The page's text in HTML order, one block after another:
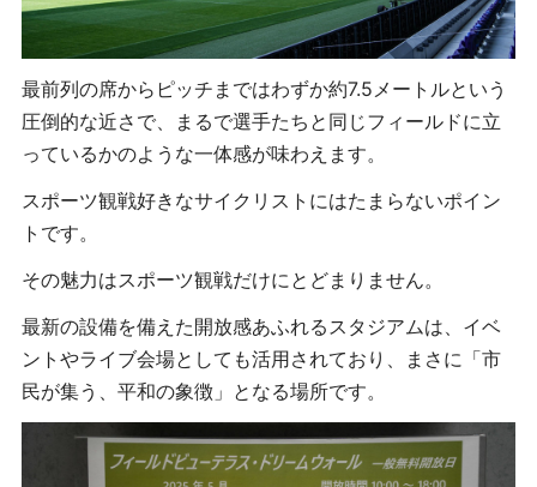
最前列の席からピッチまではわずか約7.5メートルという
圧倒的な近さで、まるで選手たちと同じフィールドに立
っているかのような一体感が味わえます。
スポーツ観戦好きなサイクリストにはたまらないポイン
トです。
その魅力はスポーツ観戦だけにとどまりません。
最新の設備を備えた開放感あふれるスタジアムは、イベ
ントやライブ会場としても活用されており、まさに「市
民が集う、平和の象徴」となる場所です。